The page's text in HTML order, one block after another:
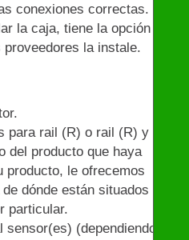
conexiones correctas.
la caja, tiene la opción de
la instale.
para rail (R) o rail (R) y
del producto que haya
producto, le ofrecemos
dónde están situados los
particular.
(dependiendo